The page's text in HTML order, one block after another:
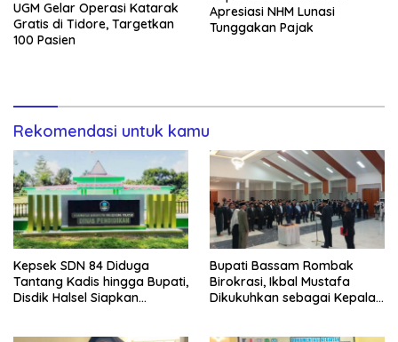
UGM Gelar Operasi Katarak
Gratis di Tidore, Targetkan
100 Pasien
Apresiasi NHM Lunasi
Tunggakan Pajak
Rekomendasi untuk kamu
Kepsek SDN 84 Diduga
Tantang Kadis hingga Bupati,
Disdik Halsel Siapkan
Bupati Bassam Rombak
Birokrasi, Ikbal Mustafa
Dikukuhkan sebagai Kepala